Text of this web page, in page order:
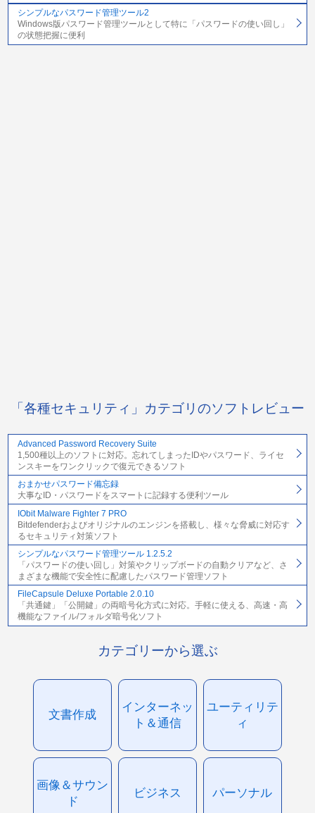
シンプルなパスワード管理ツール2
Windows版パスワード管理ツールとして特に「パスワードの使い回し」
の状態把握に便利
「各種セキュリティ」カテゴリのソフトレビュー
Advanced Password Recovery Suite
1,500種以上のソフトに対応。忘れてしまったIDやパスワード、ライセ
ンスキーをワンクリックで復元できるソフト
おまかせパスワード備忘録
大事なID・パスワードをスマートに記録する便利ツール
IObit Malware Fighter 7 PRO
Bitdefenderおよびオリジナルのエンジンを搭載し、様々な脅威に対応す
るセキュリティ対策ソフト
シンプルなパスワード管理ツール 1.2.5.2
「パスワードの使い回し」対策やクリップボードの自動クリアなど、さ
まざまな機能で安全性に配慮したパスワード管理ソフト
FileCapsule Deluxe Portable 2.0.10
「共通鍵」「公開鍵」の両暗号化方式に対応。手軽に使える、高速・高
機能なファイル/フォルダ暗号化ソフト
カテゴリーから選ぶ
文書作成
インターネッ
ト＆通信
ユーティリテ
ィ
画像＆サウン
ド
ビジネス パーソナル